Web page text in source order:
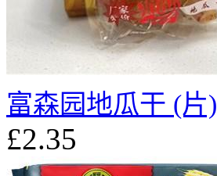
富森园地瓜干 (片)
£2.35